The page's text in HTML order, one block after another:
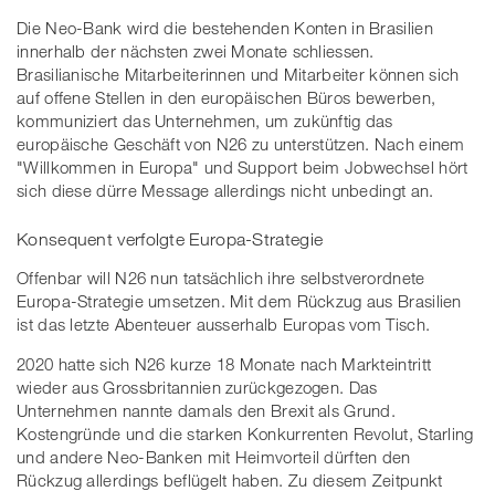
Die Neo-Bank wird die bestehenden Konten in Brasilien
innerhalb der nächsten zwei Monate schliessen.
Brasilianische Mitarbeiterinnen und Mitarbeiter können sich
auf offene Stellen in den europäischen Büros bewerben,
kommuniziert das Unternehmen, um zukünftig das
europäische Geschäft von N26 zu unterstützen. Nach einem
"Willkommen in Europa" und Support beim Jobwechsel hört
sich diese dürre Message allerdings nicht unbedingt an.
Konsequent verfolgte Europa-Strategie
Offenbar will N26 nun tatsächlich ihre selbstverordnete
Europa-Strategie umsetzen. Mit dem Rückzug aus Brasilien
ist das letzte Abenteuer ausserhalb Europas vom Tisch.
2020 hatte sich N26 kurze 18 Monate nach Markteintritt
wieder aus Grossbritannien zurückgezogen. Das
Unternehmen nannte damals den Brexit als Grund.
Kostengründe und die starken Konkurrenten Revolut, Starling
und andere Neo-Banken mit Heimvorteil dürften den
Rückzug allerdings beflügelt haben. Zu diesem Zeitpunkt